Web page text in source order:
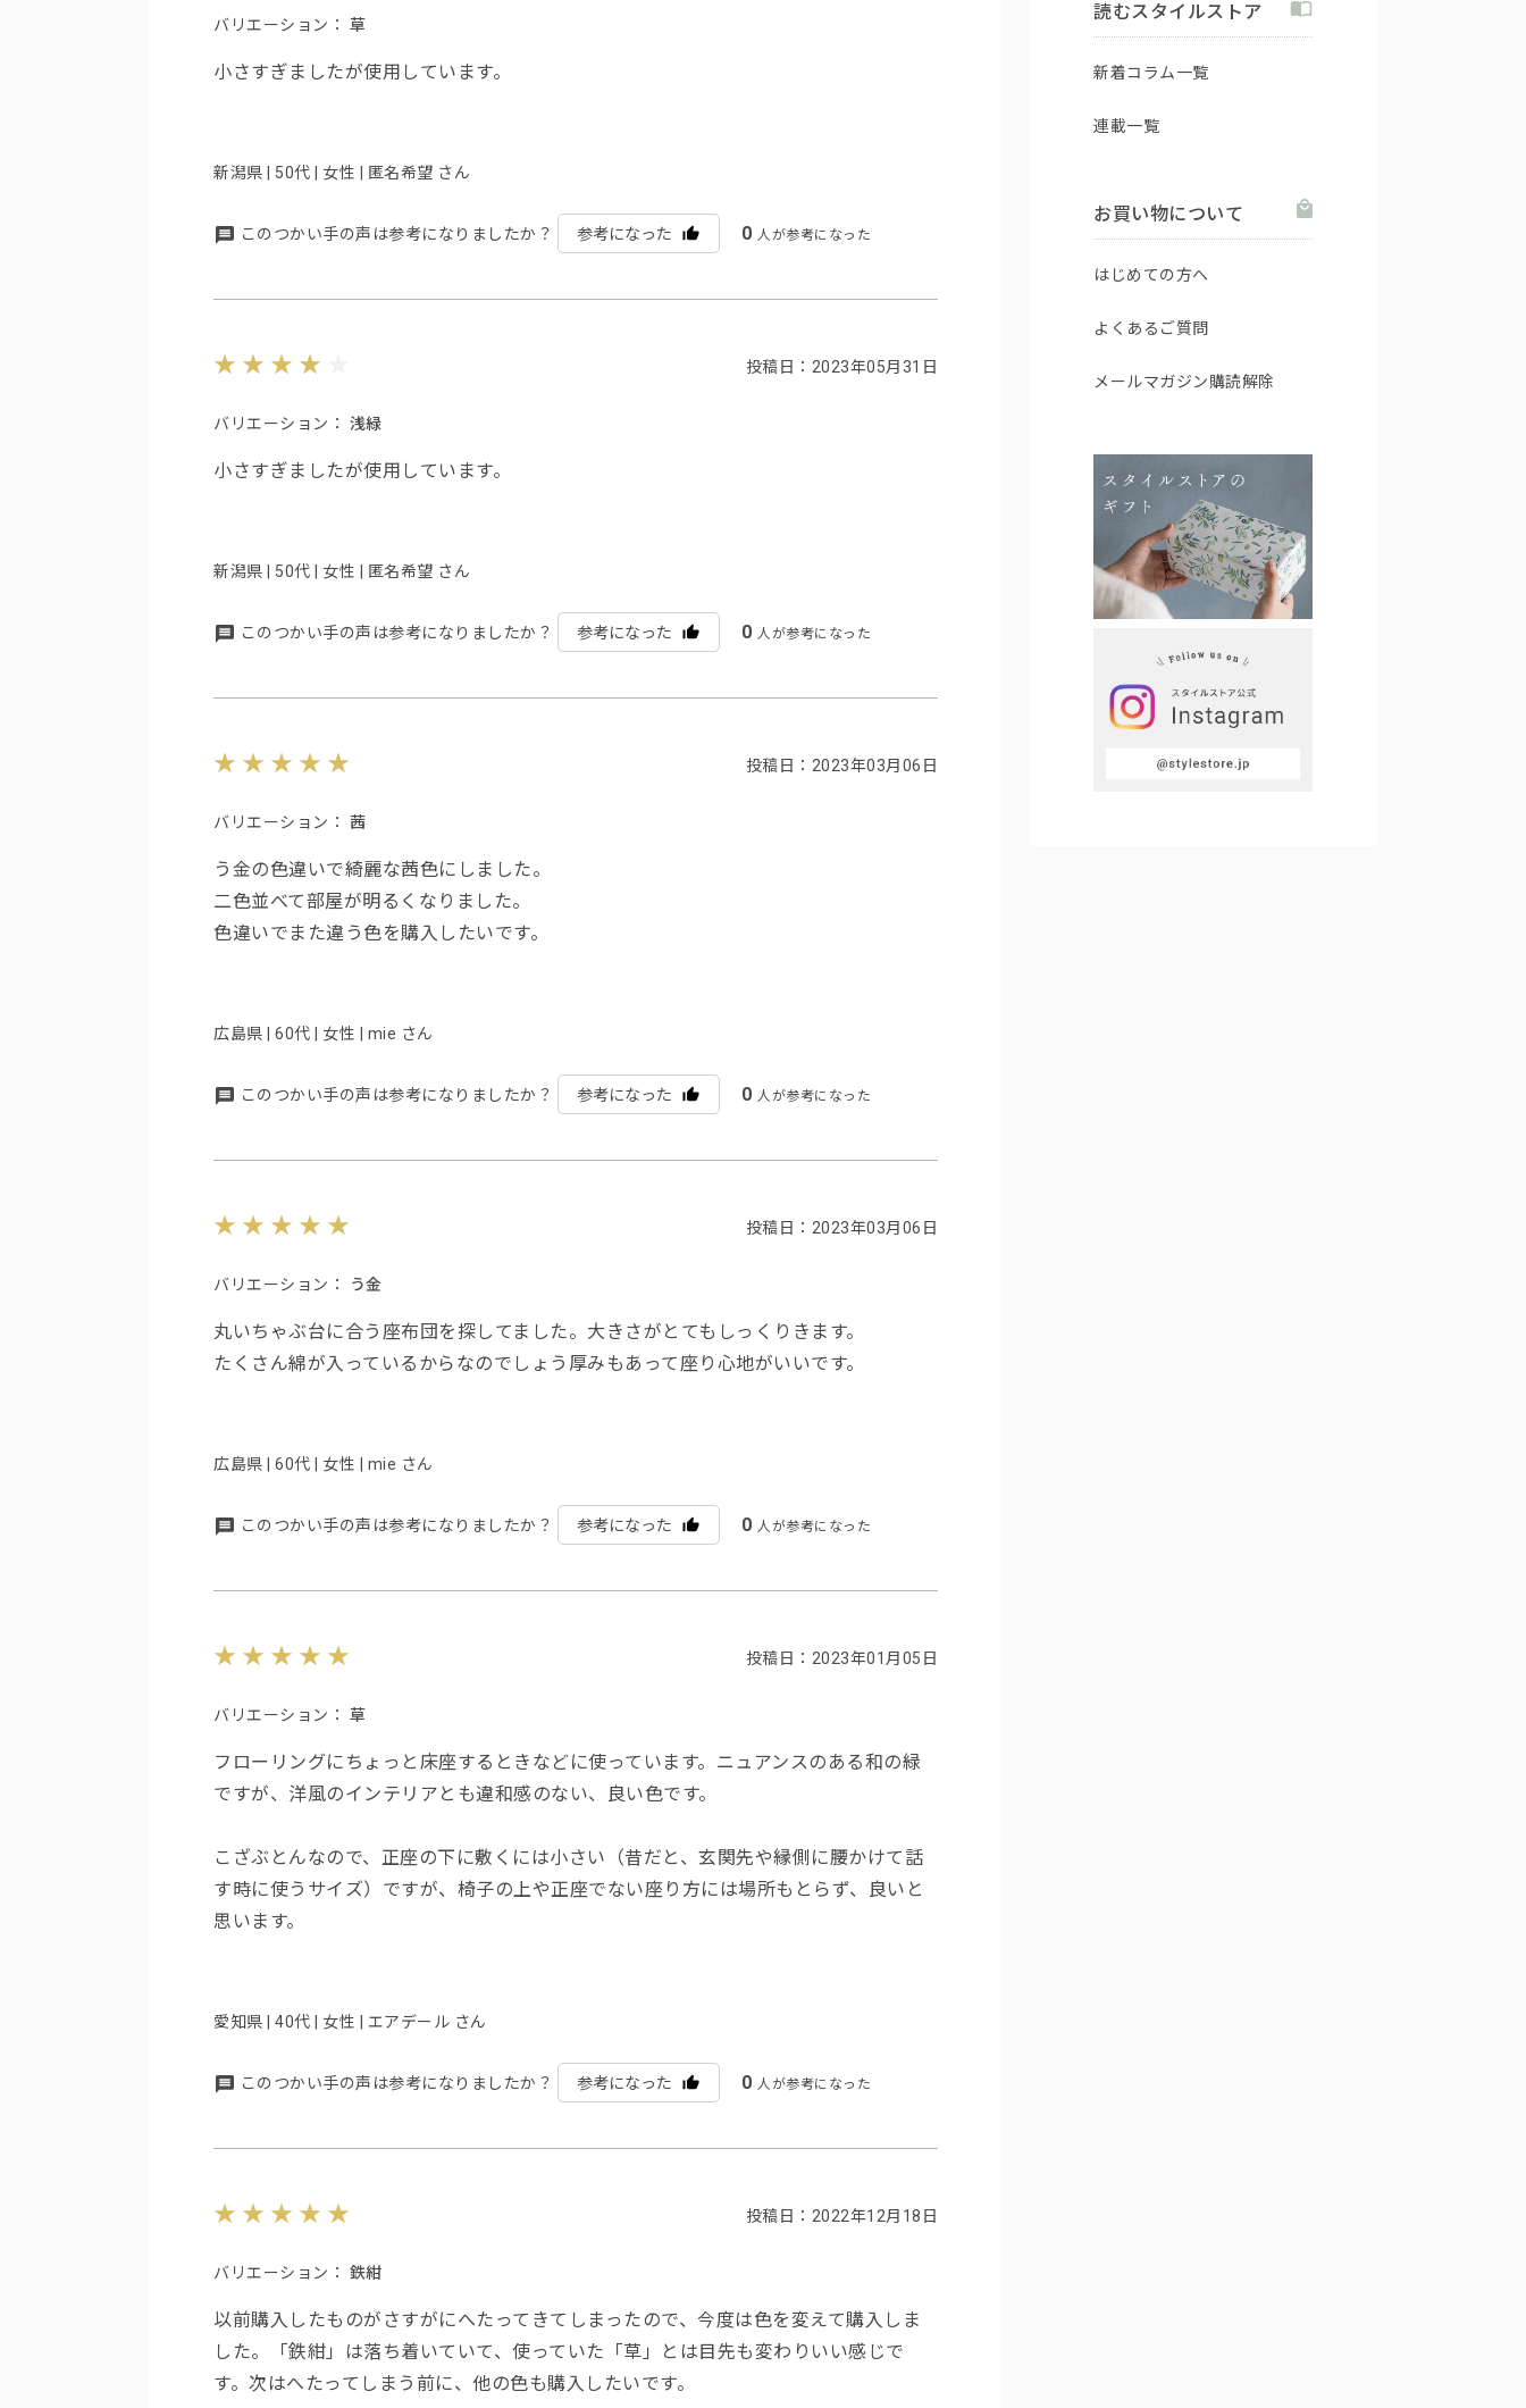
バリエーション： 草
小さすぎましたが使用しています。
新潟県 | 50代 | 女性 | 匿名希望 さん
このつかい手の声は参考になりましたか？ 参考になった 0 人が参考になった
投稿日：2023年05月31日
バリエーション： 浅緑
小さすぎましたが使用しています。
新潟県 | 50代 | 女性 | 匿名希望 さん
このつかい手の声は参考になりましたか？ 参考になった 0 人が参考になった
投稿日：2023年03月06日
バリエーション： 茜
う金の色違いで綺麗な茜色にしました。
二色並べて部屋が明るくなりました。
色違いでまた違う色を購入したいです。
広島県 | 60代 | 女性 | mie さん
このつかい手の声は参考になりましたか？ 参考になった 0 人が参考になった
投稿日：2023年03月06日
バリエーション： う金
丸いちゃぶ台に合う座布団を探してました。大きさがとてもしっくりきます。
たくさん綿が入っているからなのでしょう厚みもあって座り心地がいいです。
広島県 | 60代 | 女性 | mie さん
このつかい手の声は参考になりましたか？ 参考になった 0 人が参考になった
投稿日：2023年01月05日
バリエーション： 草
フローリングにちょっと床座するときなどに使っています。ニュアンスのある和の緑
ですが、洋風のインテリアとも違和感のない、良い色です。
こざぶとんなので、正座の下に敷くには小さい（昔だと、玄関先や縁側に腰かけて話
す時に使うサイズ）ですが、椅子の上や正座でない座り方には場所もとらず、良いと
思います。
愛知県 | 40代 | 女性 | エアデール さん
このつかい手の声は参考になりましたか？ 参考になった 0 人が参考になった
投稿日：2022年12月18日
バリエーション： 鉄紺
以前購入したものがさすがにへたってきてしまったので、今度は色を変えて購入しま
した。「鉄紺」は落ち着いていて、使っていた「草」とは目先も変わりいい感じで
す。次はへたってしまう前に、他の色も購入したいです。
読むスタイルストア
新着コラム一覧
連載一覧
お買い物について
はじめての方へ
よくあるご質問
メールマガジン購読解除